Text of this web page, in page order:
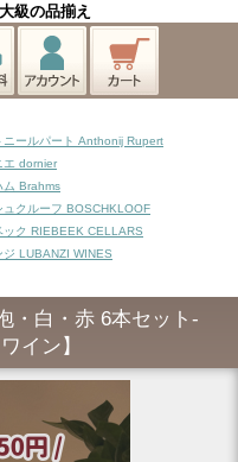
級の品揃え
ニールパート Anthonij Rupert
エ dornier
ム Brahms
ュクルーフ BOSCHKLOOF
ック RIEBEEK CELLARS
ジ LUBANZI WINES
・白・赤 6本セット-
イン】